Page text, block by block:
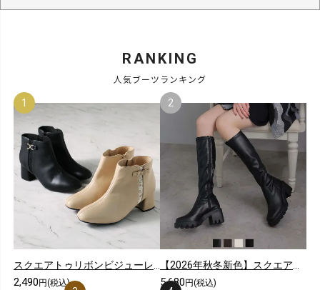
RANKING
人気ブーツランキング
スクエアトゥリボンビジューレースショートブーツ
2,490 円(税込)
【2026年秋冬新色】スクエアトゥ厚底ストレッチロングブーツ
5,680 円(税込)